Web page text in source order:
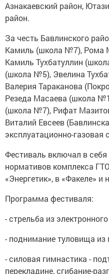
Азнакаевский район,
район.
За честь Бавлинского
Камиль (школа №7), Рома
Камиль Тухбатуллин
(школа №5), Эвелина
Валерия Тараканова
Резеда Масаева (школа
(школа №7), Рифат
Виталий Евсеев
эксплуатационно-газовая
Фестиваль включал в
нормативов комплекса
«Энергетик», в «Факеле»
Программа фестиваля:
- стрельба из
- поднимание туловища из
- силовая гимнастика -
перекладине, сгибание-